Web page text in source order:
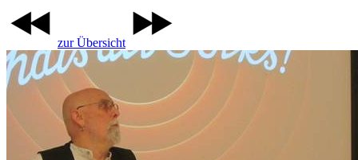
zur Übersicht